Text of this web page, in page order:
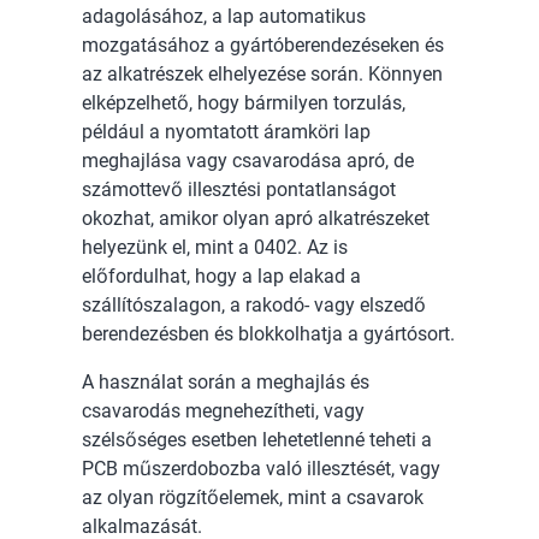
adagolásához, a lap automatikus
mozgatásához a gyártóberendezéseken és
az alkatrészek elhelyezése során. Könnyen
elképzelhető, hogy bármilyen torzulás,
például a nyomtatott áramköri lap
meghajlása vagy csavarodása apró, de
számottevő illesztési pontatlanságot
okozhat, amikor olyan apró alkatrészeket
helyezünk el, mint a 0402. Az is
előfordulhat, hogy a lap elakad a
szállítószalagon, a rakodó- vagy elszedő
berendezésben és blokkolhatja a gyártósort.
A használat során a meghajlás és
csavarodás megnehezítheti, vagy
szélsőséges esetben lehetetlenné teheti a
PCB műszerdobozba való illesztését, vagy
az olyan rögzítőelemek, mint a csavarok
alkalmazását.